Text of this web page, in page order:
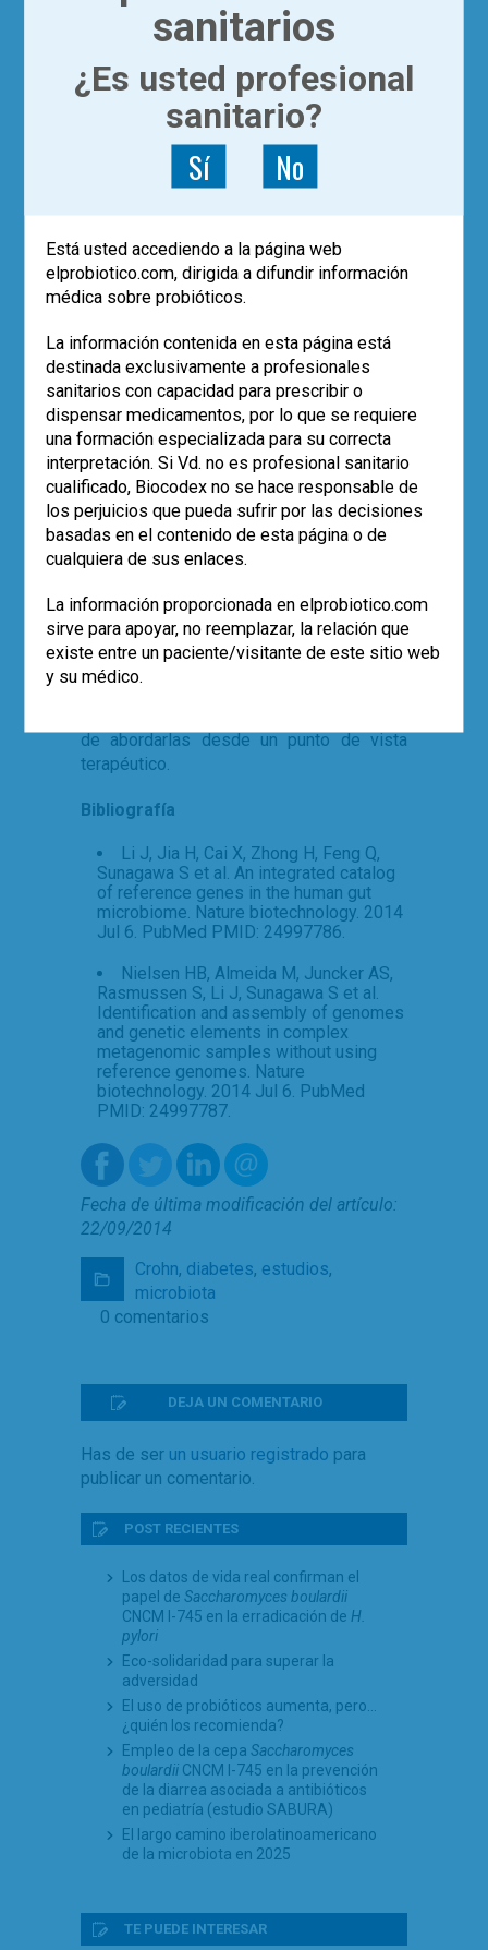
que cierto grupo de individuos había
ingerido un probiótico,Bifidobacterium
animalissubsp. lactis CNCM I-2494, para
valorar la capacidad del método en
identificar especies particulares. Pues
bien, el 95% de las secuencias de genes
correspondientes a
B. animalis
asignaron a la mismametagenomic
species. Este método ha permitido
además ampliar el catálogo de genes que
conforman la microbiota intestinal humana
de 3,3 a casi 10 millones de genes,
específicos muchos de ellos de la
población de origen.
Otro interesante hallazgo, y quizá el que
más relevancia clínica aporte, es el hecho
de que el grupo de pacientes con
enfermedad inflamatoria intestinal en
forma de enfermedad de Crohn
presentaban un reducido grupo de
metagenomic species , refrendando la
pobreza microbiológica de la microbiota
intestinal de esta cohorte de pacientes.
Esta publicación nos acerca un poco más
al conocimiento exacto de la composición
de la microbiota que nos habita, a
de abordarlas desde un punto de vista
terapéutico.
Bibliografía
Li J, Jia H, Cai X, Zhong H, Feng Q,
Sunagawa S et al. An integrated catalog
of reference genes in the human gut
microbiome. Nature biotechnology. 2014
Jul 6. PubMed PMID: 24997786.
Nielsen HB, Almeida M, Juncker AS,
Rasmussen S, Li J, Sunagawa S et al.
Identification and assembly of genomes
and genetic elements in complex
metagenomic samples without using
reference genomes. Nature
biotechnology. 2014 Jul 6. PubMed
PMID: 24997787.
Fecha de última modificación del artículo:
22/09/2014
Crohn, diabetes, estudios,
microbiota
0 comentarios
DEJA UN COMENTARIO
Has de ser un usuario registrado para
publicar un comentario.
POST RECIENTES
Los datos de vida real confirman el
papel de Saccharomyces boulardii
CNCM I-745 en la erradicación de H.
pylori
Eco-solidaridad para superar la
adversidad
El uso de probióticos aumenta, pero…
¿quién los recomienda?
Empleo de la cepa Saccharomyces
boulardii CNCM I-745 en la prevención
de la diarrea asociada a antibióticos
en pediatría (estudio SABURA)
El largo camino iberolatinoamericano
de la microbiota en 2025
TE PUEDE INTERESAR
sanitarios
¿Es usted profesional
sanitario?
Sí No
Está usted accediendo a la página web
elprobiotico.com, dirigida a difundir información
médica sobre probióticos.
La información contenida en esta página está
destinada exclusivamente a profesionales
sanitarios con capacidad para prescribir o
dispensar medicamentos, por lo que se requiere
una formación especializada para su correcta
interpretación. Si Vd. no es profesional sanitario
cualificado, Biocodex no se hace responsable de
los perjuicios que pueda sufrir por las decisiones
basadas en el contenido de esta página o de
cualquiera de sus enlaces.
La información proporcionada en elprobiotico.com
sirve para apoyar, no reemplazar, la relación que
existe entre un paciente/visitante de este sitio web
y su médico.